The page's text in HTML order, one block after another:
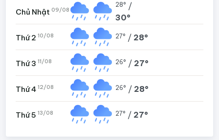
Chủ Nhật 09/08
28° /
30°
Thứ 2 10/08 27° / 28°
Thứ 3 11/08 26° / 27°
Thứ 4 12/08 26° / 28°
Thứ 5 13/08 27° / 27°